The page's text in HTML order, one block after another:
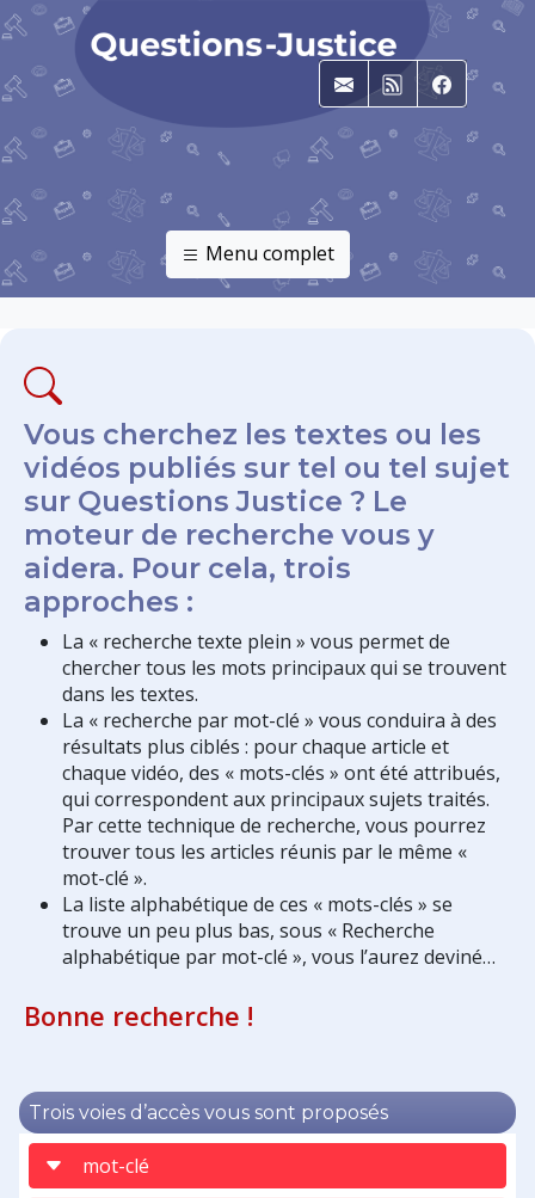
E-mailRSS
Menu complet
Vous cherchez les textes ou les
vidéos publiés sur tel ou tel sujet
sur Questions Justice ? Le
moteur de recherche vous y
aidera. Pour cela, trois
approches :
La « recherche texte plein » vous permet de
chercher tous les mots principaux qui se trouvent
dans les textes.
La « recherche par mot-clé » vous conduira à des
résultats plus ciblés : pour chaque article et
chaque vidéo, des « mots-clés » ont été attribués,
qui correspondent aux principaux sujets traités.
Par cette technique de recherche, vous pourrez
trouver tous les articles réunis par le même «
mot-clé ».
La liste alphabétique de ces « mots-clés » se
trouve un peu plus bas, sous « Recherche
alphabétique par mot-clé », vous l’aurez deviné…
Bonne recherche !
Trois voies d’accès vous sont proposés
mot-clé